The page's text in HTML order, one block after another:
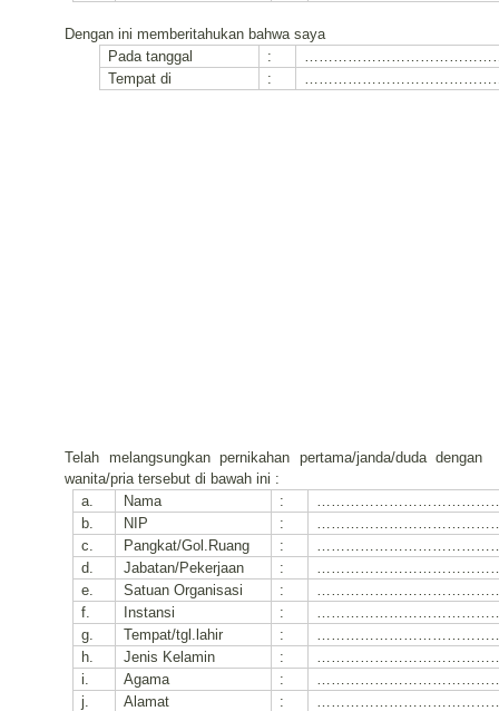
Dengan ini memberitahukan bahwa saya
Pada tanggal
:
Tempat di
:
Telah melangsungkan pernikahan pertama/janda/duda dengan
wanita/pria tersebut di bawah ini :
a.
Nama :
b.
NIP :
c.
Pangkat/Gol.Ruang :
d.
Jabatan/Pekerjaan :
e.
Satuan Organisasi :
f.
Instansi :
g.
Tempat/tgl.lahir :
h.
Jenis Kelamin :
i.
Agama :
j.
Alamat :